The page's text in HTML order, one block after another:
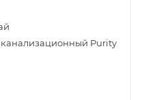
Purity